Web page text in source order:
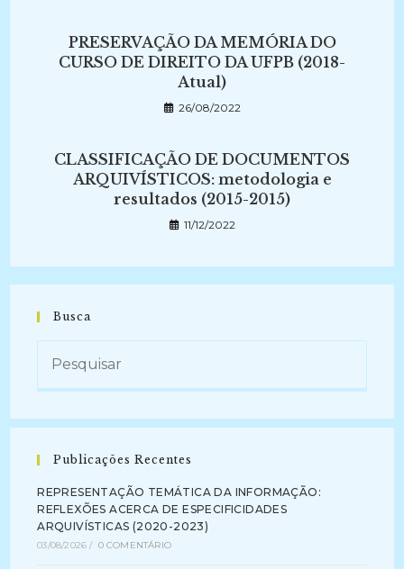
PRESERVAÇÃO DA MEMÓRIA DO
CURSO DE DIREITO DA UFPB (2018-
Atual)
26/08/2022
CLASSIFICAÇÃO DE DOCUMENTOS
ARQUIVÍSTICOS: metodologia e
resultados (2015-2015)
11/12/2022
Busca
Publicações Recentes
REPRESENTAÇÃO TEMÁTICA DA INFORMAÇÃO:
REFLEXÕES ACERCA DE ESPECIFICIDADES
ARQUIVÍSTICAS (2020-2023)
03/08/2026 / 0 COMENTÁRIO